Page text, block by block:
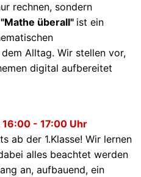
rechnen, sondern
"Mathe überall" ist ein
Alltag. Wir stellen vor,
digital aufbereitet
- 17:00 Uhr
ab der 1.Klasse! Wir lernen
alles beachtet werden
an, aufbauend, ein